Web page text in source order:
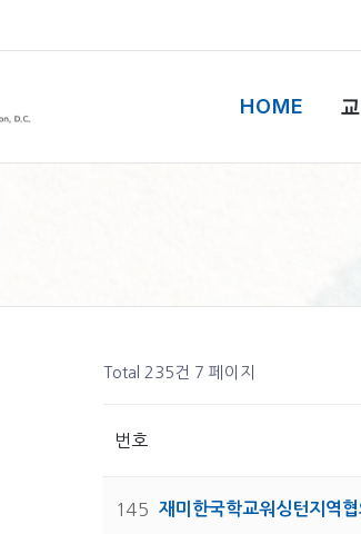
HOME
Total 235건 7 페이지
번호
145 재미한국학교워싱턴지역